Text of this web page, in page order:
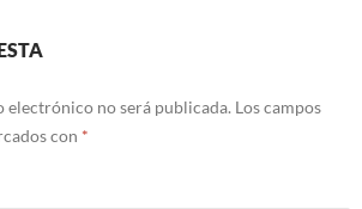
electrónico no será publicada. Los campos
con *